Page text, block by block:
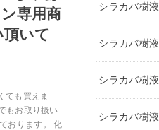
専用商
いて
ても買えま
もお取り扱い
おります。 化
シラカバ樹
シラカバ樹
シラカバ樹
シラカバ樹